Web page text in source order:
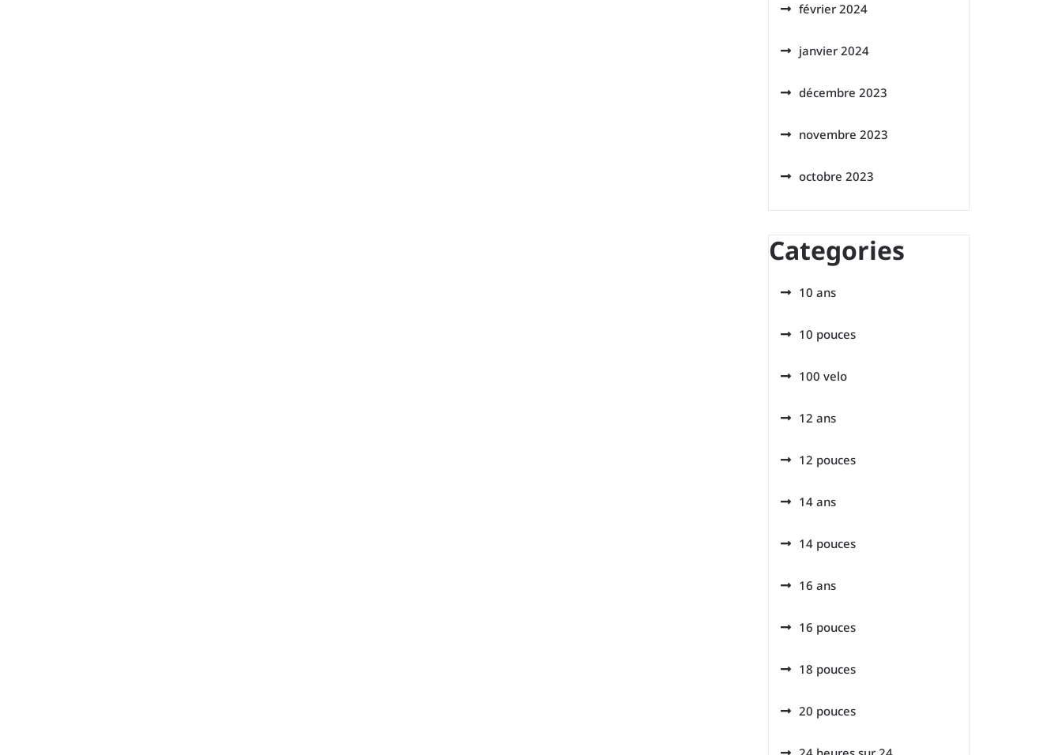
février 2024
janvier 2024
décembre 2023
novembre 2023
octobre 2023
Categories
10 ans
10 pouces
100 velo
12 ans
12 pouces
14 ans
14 pouces
16 ans
16 pouces
18 pouces
20 pouces